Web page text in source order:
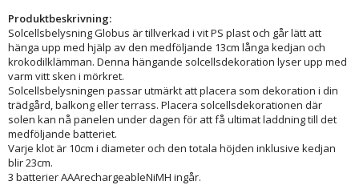
Produktbeskrivning:
Solcellsbelysning Globus är tillverkad i vit PS plast och går lätt att
hänga upp med hjälp av den medföljande 13cm långa kedjan och
krokodilklämman. Denna hängande solcellsdekoration lyser upp med
varm vitt sken i mörkret.
Solcellsbelysningen passar utmärkt att placera som dekoration i din
trädgård, balkong eller terrass. Placera solcellsdekorationen där
solen kan nå panelen under dagen för att få ultimat laddning till det
medföljande batteriet.
Varje klot är 10cm i diameter och den totala höjden inklusive kedjan
blir 23cm.
3 batterier AAArechargeableNiMH ingår.